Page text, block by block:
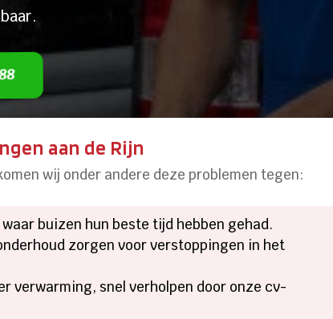
aan de Rijn
wij onder andere deze problemen tegen:
buizen hun beste tijd hebben gehad.
zorgen voor verstoppingen in het
verwarming, snel verholpen door onze cv-